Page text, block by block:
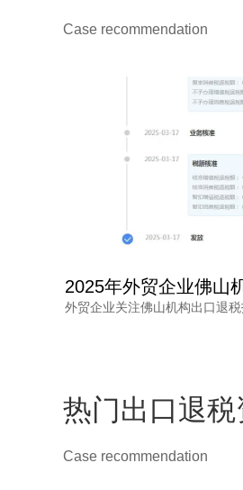
Case recommendation
热门出口退税
Case recommendation